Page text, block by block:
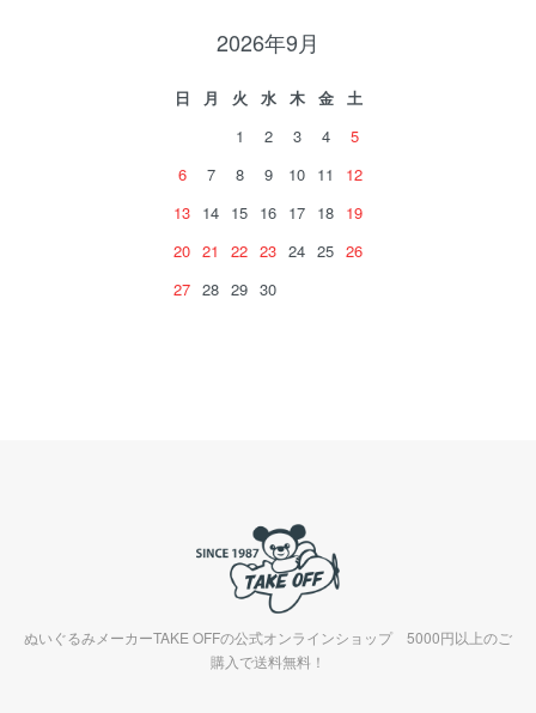
2026年9月
日 月 火 水 木 金
土
1
2 3 4
5
6
7 8 9 10 11
12
13 14 15 16 17 18 19
20 21 22 23 24 25 26
27 28 29 30
ぬいぐるみメーカーTAKE OFFの公式オンラインショップ 5000円以上のご
購入で送料無料！